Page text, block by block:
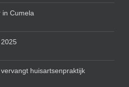
in Cumela
huisartsenpraktijk